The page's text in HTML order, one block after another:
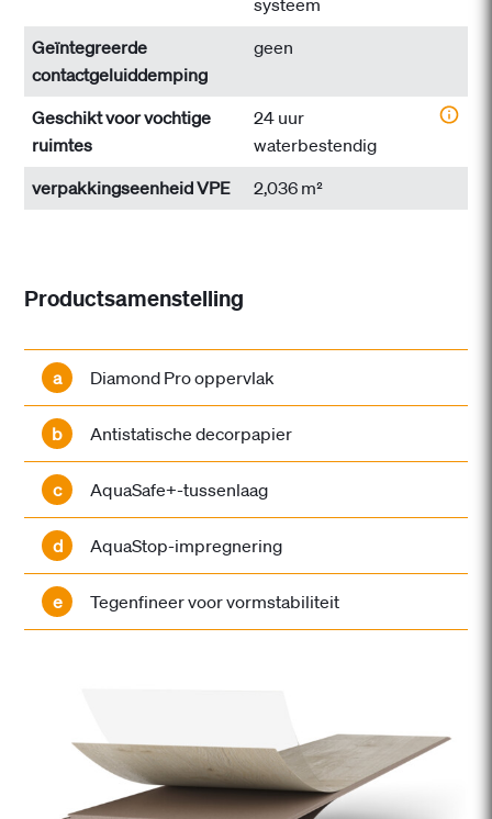
Geïntegreerde
contactgeluiddemping
geen
Geschikt voor vochtige
ruimtes
24 uur
waterbestendig
verpakkingseenheid VPE
2,036 m²
Productsamenstelling
a Diamond Pro oppervlak
b Antistatische decorpapier
c AquaSafe+-tussenlaag
d AquaStop-impregnering
e Tegenfineer voor vormstabiliteit